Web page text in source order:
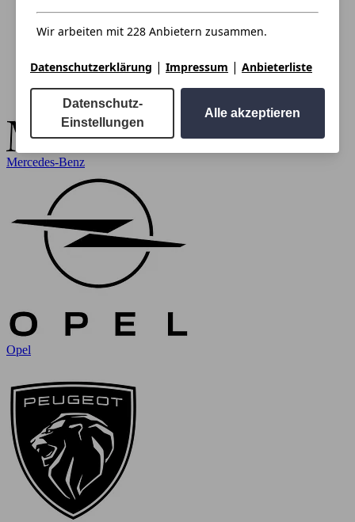
Mercedes-Benz
Opel
Wir arbeiten mit 228 Anbietern zusammen.
Datenschutzerklärung | Impressum | Anbieterliste
Datenschutz-
Einstellungen
Alle akzeptieren